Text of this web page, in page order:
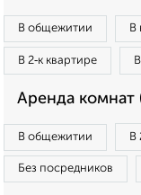
В общежитии В
В 2‑к квартире
Аренда комнат
В общежитии В
Без посредников